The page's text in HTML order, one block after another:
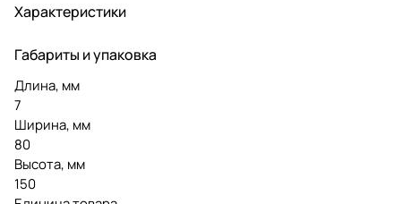
Характеристики
Габариты и упаковка
Длина, мм
7
Ширина, мм
80
Высота, мм
150